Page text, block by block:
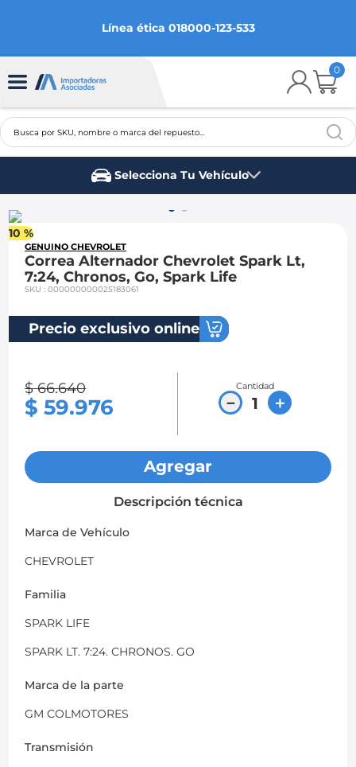
Línea ética 018000-123-533
0
Busca por SKU, nombre o marca del repuesto...
Selecciona Tu Vehículo
10 %
GENUINO CHEVROLET
Correa Alternador Chevrolet Spark Lt,
7:24, Chronos, Go, Spark Life
SKU:000000000025183061
Precio exclusivo online
$ 66.640
$ 59.976
Cantidad
＋
－
Agregar
Descripción técnica
Marca de Vehículo
CHEVROLET
Familia
SPARK LIFE
SPARK LT. 7:24. CHRONOS. GO
Marca de la parte
GM COLMOTORES
Transmisión
2
3.
spark gt
ford fiesta
mazda 3
chevrolet spark gt
mazda 2